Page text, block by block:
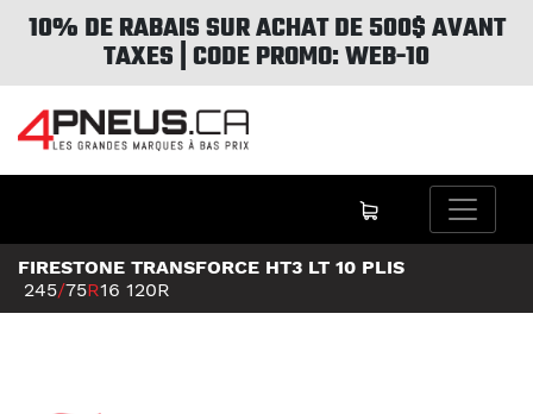
10% DE RABAIS SUR ACHAT DE 500$ AVANT
TAXES | CODE PROMO: WEB-10
FIRESTONE TRANSFORCE HT3 LT 10 PLIS
245/75R16 120R